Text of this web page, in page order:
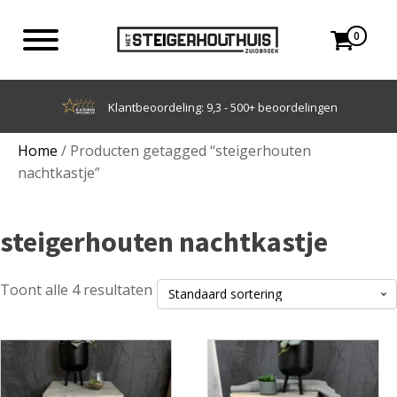
0
9,3 - 500+ beoordelingen
Home / Producten getagged “steigerhouten
nachtkastje”
steigerhouten nachtkastje
Toont alle 4 resultaten
Dit
product
heeft